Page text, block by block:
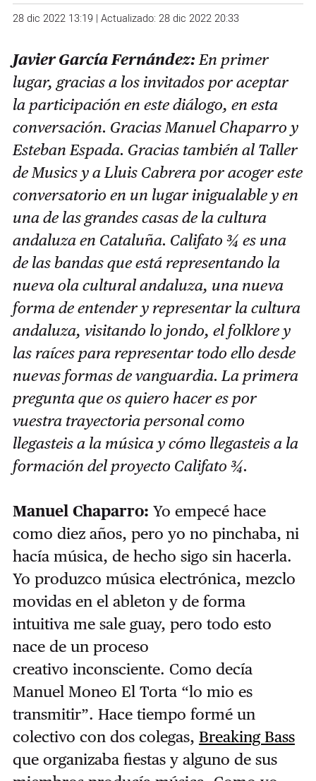
28 dic 2022 13:19 | Actualizado: 28 dic 2022 20:33
Javier García Fernández: En primer
lugar, gracias a los invitados por aceptar
la participación en este diálogo, en esta
conversación. Gracias Manuel Chaparro y
Esteban Espada. Gracias también al Taller
de Musics y a Lluis Cabrera por acoger este
conversatorio en un lugar inigualable y en
una de las grandes casas de la cultura
andaluza en Cataluña. Califato ¾ es una
de las bandas que está representando la
nueva ola cultural andaluza, una nueva
forma de entender y representar la cultura
andaluza, visitando lo jondo, el folklore y
las raíces para representar todo ello desde
nuevas formas de vanguardia. La primera
pregunta que os quiero hacer es por
vuestra trayectoria personal como
llegasteis a la música y cómo llegasteis a la
formación del proyecto Califato ¾.
Manuel Chaparro: Yo empecé hace
como diez años, pero yo no pinchaba, ni
hacía música, de hecho sigo sin hacerla.
Yo produzco música electrónica, mezclo
movidas en el ableton y de forma
intuitiva me sale guay, pero todo esto
nace de un proceso
creativo inconsciente. Como decía
Manuel Moneo El Torta “lo mio es
transmitir”. Hace tiempo formé un
colectivo con dos colegas, Breaking Bass
que organizaba fiestas y alguno de sus